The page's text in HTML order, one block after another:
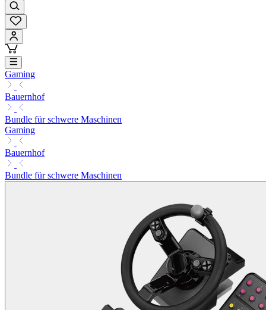
Gaming
Bauernhof
Bundle für schwere Maschinen
Gaming
Bauernhof
Bundle für schwere Maschinen